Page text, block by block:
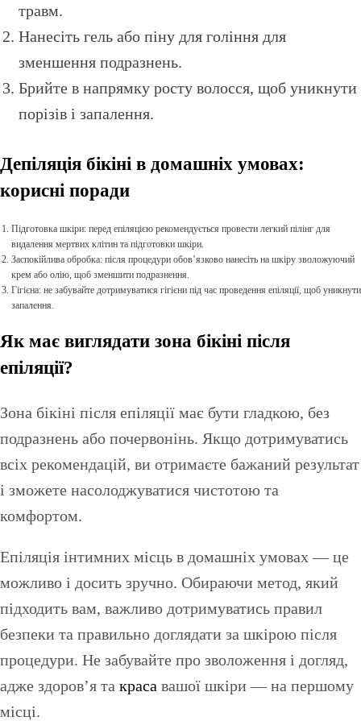
травм.
Нанесіть гель або піну для гоління для
зменшення подразнень.
Брийте в напрямку росту волосся, щоб уникнути
порізів і запалення.
Депіляція бікіні в домашніх умовах:
корисні поради
Підготовка шкіри: перед епіляцією рекомендується провести легкий пілінг для
видалення мертвих клітин та підготовки шкіри.
Заспокійлива обробка: після процедури обов’язково нанесіть на шкіру зволожуючий
крем або олію, щоб зменшити подразнення.
Гігієна: не забувайте дотримуватися гігієни під час проведення епіляції, щоб уникнути
запалення.
Як має виглядати зона бікіні після
епіляції?
Зона бікіні після епіляції має бути гладкою, без
подразнень або почервонінь. Якщо дотримуватись
всіх рекомендацій, ви отримаєте бажаний результат
і зможете насолоджуватися чистотою та
комфортом.
Епіляція інтимних місць в домашніх умовах — це
можливо і досить зручно. Обираючи метод, який
підходить вам, важливо дотримуватись правил
безпеки та правильно доглядати за шкірою після
процедури. Не забувайте про зволоження і догляд,
адже здоров’я та краса вашої шкіри — на першому
місці.